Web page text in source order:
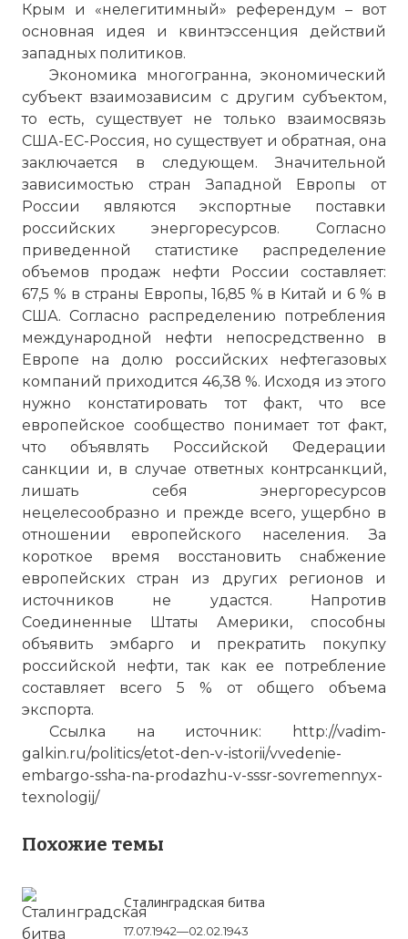
Крым и «нелегитимный» референдум – вот
основная идея и квинтэссенция действий
западных политиков.
Экономика многогранна, экономический
субъект взаимозависим с другим субъектом,
то есть, существует не только взаимосвязь
США-ЕС-Россия, но существует и обратная, она
заключается в следующем. Значительной
зависимостью стран Западной Европы от
России являются экспортные поставки
российских энергоресурсов. Согласно
приведенной статистике распределение
объемов продаж нефти России составляет:
67,5 % в страны Европы, 16,85 % в Китай и 6 % в
США. Согласно распределению потребления
международной нефти непосредственно в
Европе на долю российских нефтегазовых
компаний приходится 46,38 %. Исходя из этого
нужно констатировать тот факт, что все
европейское сообщество понимает тот факт,
что объявлять Российской Федерации
санкции и, в случае ответных контрсанкций,
лишать себя энергоресурсов
нецелесообразно и прежде всего, ущербно в
отношении европейского населения. За
короткое время восстановить снабжение
европейских стран из других регионов и
источников не удастся. Напротив
Соединенные Штаты Америки, способны
объявить эмбарго и прекратить покупку
российской нефти, так как ее потребление
составляет всего 5 % от общего объема
экспорта.
Ссылка на источник: http://vadim-
galkin.ru/politics/etot-den-v-istorii/vvedenie-
embargo-ssha-na-prodazhu-v-sssr-sovremennyx-
texnologij/
Похожие темы
Сталинградская битва
17.07.1942—02.02.1943
просто так не сдавалось.
Фото статьи: